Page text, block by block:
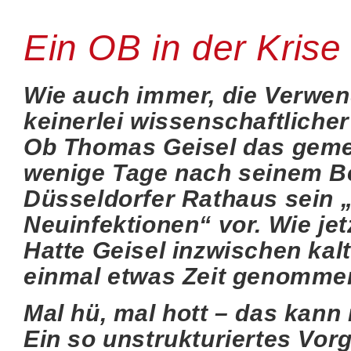
Ein OB in der Krise
Wie auch immer, die
keinerlei
Ob Thomas Geisel das
wenige Tage nach seinem
Düsseldorfer Rathaus sein
Neuinfektionen“ vor. Wie
Hatte Geisel inzwischen
einmal etwas Zeit
Mal hü, mal hott – das
Ein so unstrukturiertes